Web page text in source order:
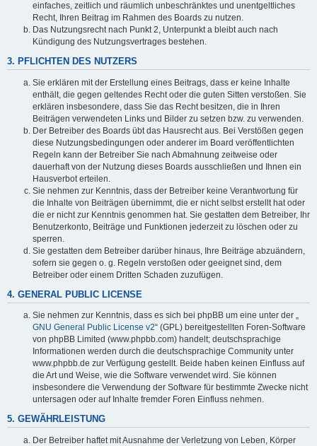
einfaches, zeitlich und räumlich unbeschränktes und unentgeltliches
Recht, Ihren Beitrag im Rahmen des Boards zu nutzen.
Das Nutzungsrecht nach Punkt 2, Unterpunkt a bleibt auch nach
Kündigung des Nutzungsvertrages bestehen.
3. PFLICHTEN DES NUTZERS
Sie erklären mit der Erstellung eines Beitrags, dass er keine Inhalte
enthält, die gegen geltendes Recht oder die guten Sitten verstoßen. Sie
erklären insbesondere, dass Sie das Recht besitzen, die in Ihren
Beiträgen verwendeten Links und Bilder zu setzen bzw. zu verwenden.
Der Betreiber des Boards übt das Hausrecht aus. Bei Verstößen gegen
diese Nutzungsbedingungen oder anderer im Board veröffentlichten
Regeln kann der Betreiber Sie nach Abmahnung zeitweise oder
dauerhaft von der Nutzung dieses Boards ausschließen und Ihnen ein
Hausverbot erteilen.
Sie nehmen zur Kenntnis, dass der Betreiber keine Verantwortung für
die Inhalte von Beiträgen übernimmt, die er nicht selbst erstellt hat oder
die er nicht zur Kenntnis genommen hat. Sie gestatten dem Betreiber, Ihr
Benutzerkonto, Beiträge und Funktionen jederzeit zu löschen oder zu
sperren.
Sie gestatten dem Betreiber darüber hinaus, Ihre Beiträge abzuändern,
sofern sie gegen o. g. Regeln verstoßen oder geeignet sind, dem
Betreiber oder einem Dritten Schaden zuzufügen.
4. GENERAL PUBLIC LICENSE
Sie nehmen zur Kenntnis, dass es sich bei phpBB um eine unter der „
GNU General Public License v2“ (GPL) bereitgestellten Foren-Software
von phpBB Limited (www.phpbb.com) handelt; deutschsprachige
Informationen werden durch die deutschsprachige Community unter
www.phpbb.de zur Verfügung gestellt. Beide haben keinen Einfluss auf
die Art und Weise, wie die Software verwendet wird. Sie können
insbesondere die Verwendung der Software für bestimmte Zwecke nicht
untersagen oder auf Inhalte fremder Foren Einfluss nehmen.
5. GEWÄHRLEISTUNG
Der Betreiber haftet mit Ausnahme der Verletzung von Leben, Körper